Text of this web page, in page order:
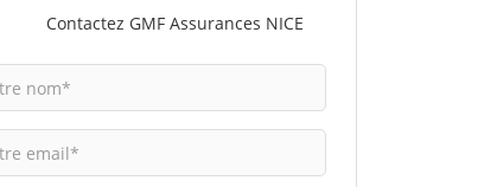
Contactez GMF Assurances NICE